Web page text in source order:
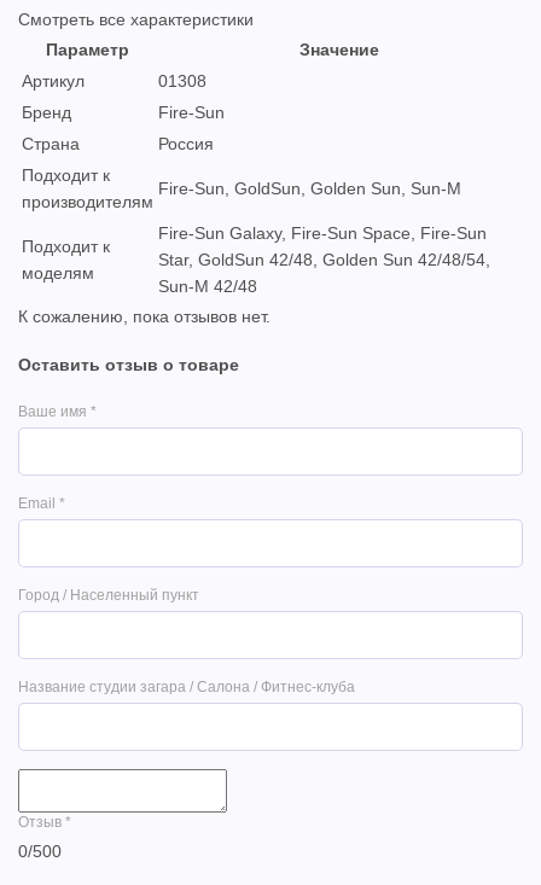
Смотреть все характеристики
Параметр
Значение
Артикул
01308
Бренд
Fire-Sun
Страна
Россия
Подходит к
производителям
Fire-Sun, GoldSun, Golden Sun, Sun-M
Подходит к
моделям
Fire-Sun Galaxy, Fire-Sun Space, Fire-Sun
Star, GoldSun 42/48, Golden Sun 42/48/54,
Sun-M 42/48
К сожалению, пока отзывов нет.
Оставить отзыв о товаре
Ваше имя *
Email *
Город / Населенный пункт
Название студии загара / Салона / Фитнес-клуба
Отзыв *
0/500